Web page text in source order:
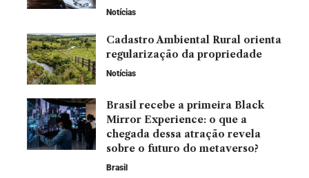
Notícias
Cadastro Ambiental Rural orienta
regularização da propriedade
Notícias
Brasil recebe a primeira Black
Mirror Experience: o que a
chegada dessa atração revela
sobre o futuro do metaverso?
Brasil